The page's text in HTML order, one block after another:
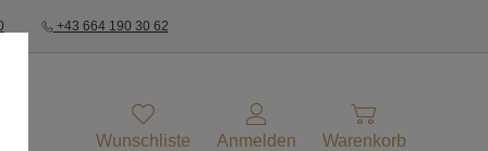
+43 664 190 30 62
Wunschliste Anmelden Warenkorb